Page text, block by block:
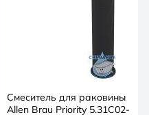
Смеситель для раковины
Allen Brau Priority 5.31С02-